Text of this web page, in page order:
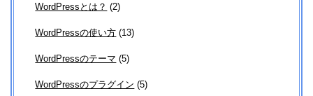
WordPressとは？ (2)
WordPressの使い方 (13)
WordPressのテーマ (5)
WordPressのプラグイン (5)